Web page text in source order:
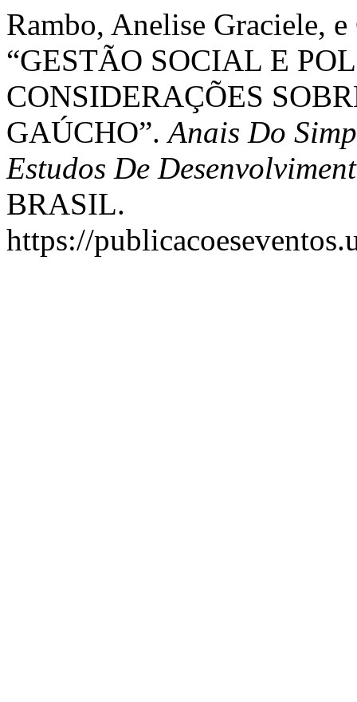
Rambo, Anelise Graciele,
“GESTÃO SOCIAL E
CONSIDERAÇÕES
GAÚCHO”.Anais Do
Estudos De
BRASIL.
https://